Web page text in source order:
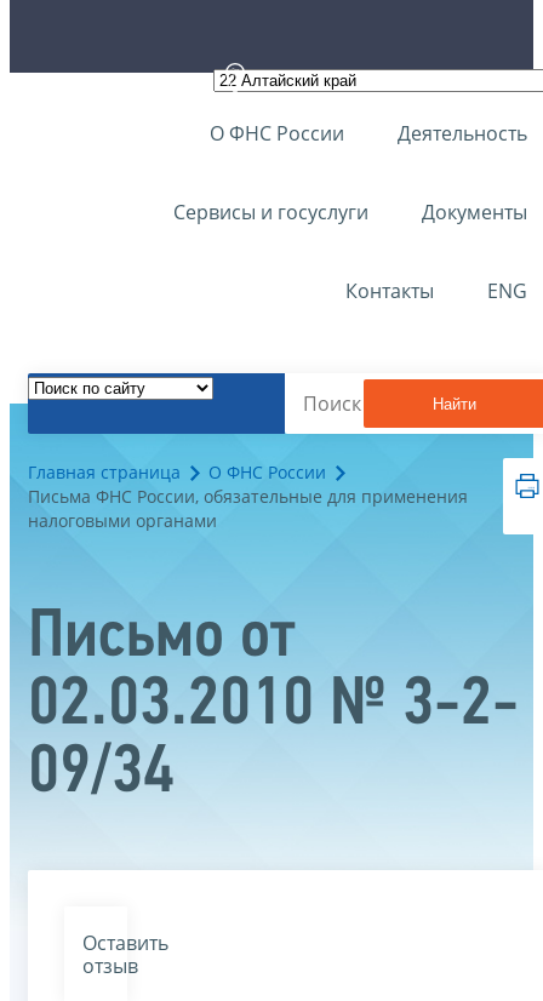
О ФНС России Деятельность
Сервисы и госуслуги Документы
Контакты ENG
Найти
Главная страница
О ФНС России
Письма ФНС России, обязательные для применения
налоговыми органами
Письмо от
02.03.2010 № 3-2-
09/34
Оставить
отзыв